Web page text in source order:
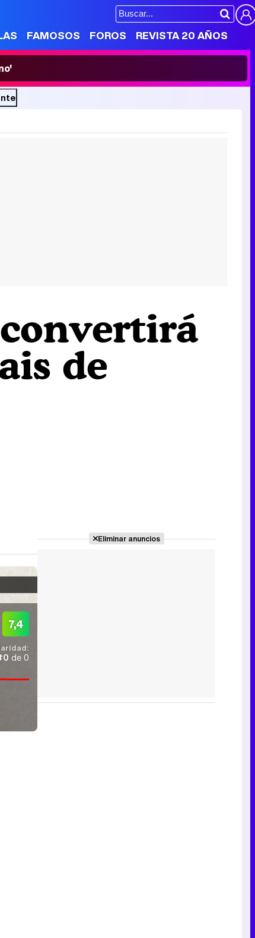
FAMOSOS FOROS REVISTA 20 AÑOS
de
7,4
de 0
Eliminar anuncios